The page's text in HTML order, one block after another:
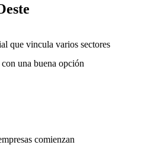
que vincula varios sectores
una buena opción
comienzan